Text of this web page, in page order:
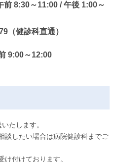
8:30～11:00 / 午後 1:00～
診科直通）
9:00～12:00
たします。
談したい場合は病院健診科までご
け付けております。